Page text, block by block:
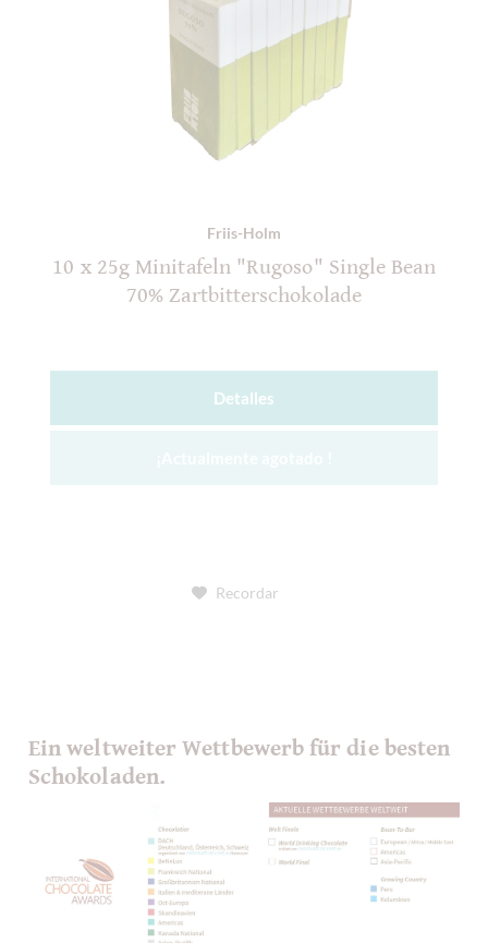
Friis-Holm
10 x 25g Minitafeln "Rugoso" Single Bean
70% Zartbitterschokolade
Detalles
Recordar
Ein weltweiter Wettbewerb für die besten
Schokoladen.